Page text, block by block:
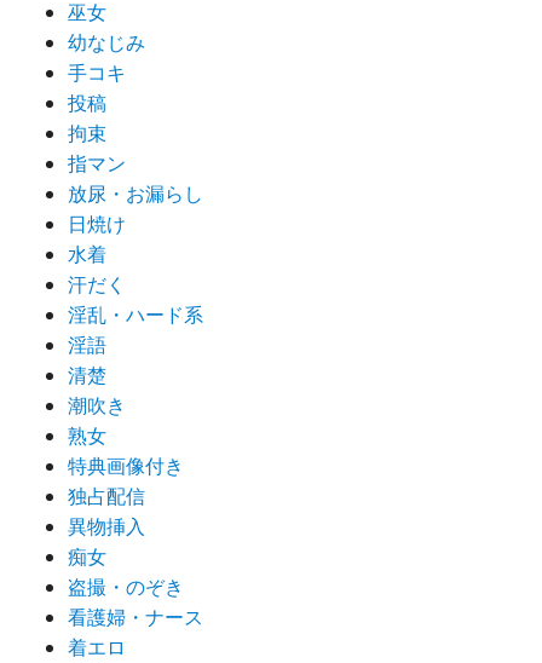
巫女
幼なじみ
手コキ
投稿
拘束
指マン
放尿・お漏らし
日焼け
水着
汗だく
淫乱・ハード系
淫語
清楚
潮吹き
熟女
特典画像付き
独占配信
異物挿入
痴女
盗撮・のぞき
看護婦・ナース
着エロ